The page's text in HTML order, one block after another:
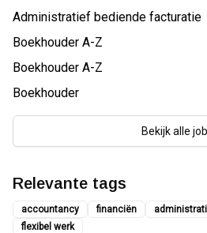
Administratief bediende facturatie
Boekhouder A-Z
Boekhouder A-Z
Boekhouder
Bekijk alle
Relevante tags
accountancy financiën
flexibel werk